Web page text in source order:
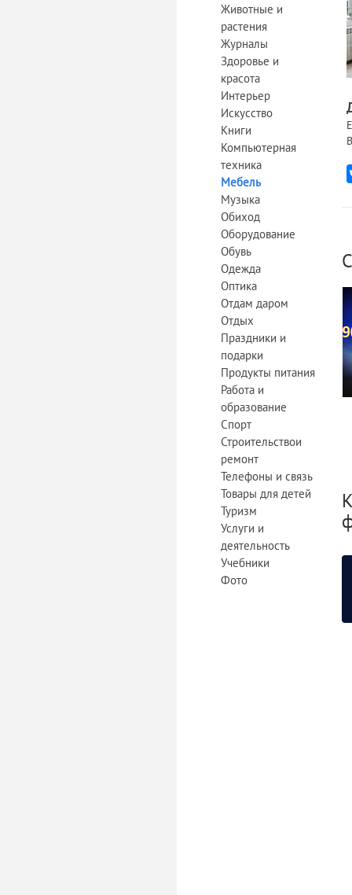
Животные и
растения
Журналы
Здоровье и
красота
Интерьер
Искусство
Книги
Компьютерная
техника
Мебель
Музыка
Обиход
Оборудование
Обувь
Одежда
Оптика
Отдам даром
Отдых
Праздники и
подарки
Продукты питания
Работа и
образование
Спорт
Строительствои
ремонт
Телефоны и связь
Товары для детей
Туризм
Услуги и
деятельность
Учебники
Фото